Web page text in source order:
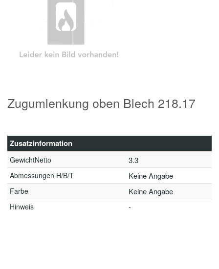
Zugumlenkung oben Blech 218.17
Zusatzinformation
GewichtNetto 3.3
Abmessungen H/B/T Keine Angabe
Farbe Keine Angabe
Hinweis -